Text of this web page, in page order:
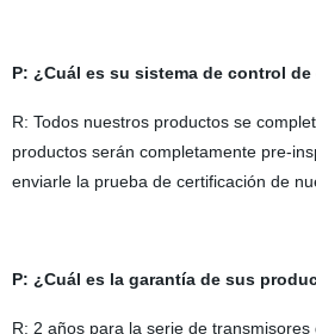
P: ¿Cuál es su sistema de control
R: Todos nuestros productos se
productos serán completamente pre-
enviarle la prueba de certificación de
P: ¿Cuál es la garantía de sus
R: 2 años para la serie de